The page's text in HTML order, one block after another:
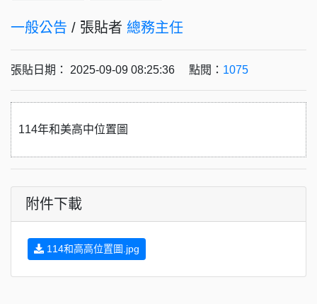
一般公告 / 張貼者 總務主任
張貼日期： 2025-09-09 08:25:36 點閱： 1075
114年和美高中位置圖
附件下載
114和高高位置圖.jpg